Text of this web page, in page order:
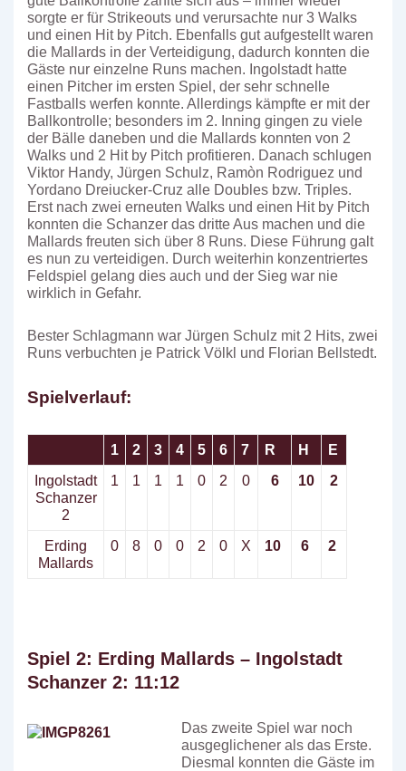
sorgte er für Strikeouts und verursachte nur 3 Walks
und einen Hit by Pitch. Ebenfalls gut aufgestellt waren
die Mallards in der Verteidigung, dadurch konnten die
Gäste nur einzelne Runs machen. Ingolstadt hatte
einen Pitcher im ersten Spiel, der sehr schnelle
Fastballs werfen konnte. Allerdings kämpfte er mit der
Ballkontrolle; besonders im 2. Inning gingen zu viele
der Bälle daneben und die Mallards konnten von 2
Walks und 2 Hit by Pitch profitieren. Danach schlugen
Viktor Handy, Jürgen Schulz, Ramòn Rodriguez und
Yordano Dreiucker-Cruz alle Doubles bzw. Triples.
Erst nach zwei erneuten Walks und einen Hit by Pitch
konnten die Schanzer das dritte Aus machen und die
Mallards freuten sich über 8 Runs. Diese Führung galt
es nun zu verteidigen. Durch weiterhin konzentriertes
Feldspiel gelang dies auch und der Sieg war nie
wirklich in Gefahr.
Bester Schlagmann war Jürgen Schulz mit 2 Hits, zwei
Runs verbuchten je Patrick Völkl und Florian Bellstedt.
Spielverlauf:
1 2 3 4 5 6 7 R H
E
Ingolstadt
Schanzer
2
1 1 1 1 0 2 0 6 10 2
Erding
Mallards
0 8 0 0 2 0 X 10 6 2
Spiel 2: Erding Mallards – Ingolstadt
Schanzer 2: 11:12
Das zweite Spiel war noch
ausgeglichener als das Erste.
Diesmal konnten die Gäste im